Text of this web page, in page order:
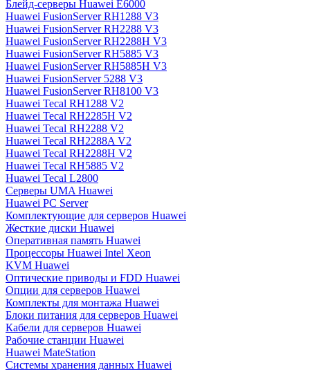
Блейд-серверы Huawei E6000
Huawei FusionServer RH1288 V3
Huawei FusionServer RH2288 V3
Huawei FusionServer RH2288H V3
Huawei FusionServer RH5885 V3
Huawei FusionServer RH5885H V3
Huawei FusionServer 5288 V3
Huawei FusionServer RH8100 V3
Huawei Tecal RH1288 V2
Huawei Tecal RH2285H V2
Huawei Tecal RH2288 V2
Huawei Tecal RH2288A V2
Huawei Tecal RH2288H V2
Huawei Tecal RH5885 V2
Huawei Tecal L2800
Серверы UMA Huawei
Huawei PC Server
Комплектующие для серверов Huawei
Жесткие диски Huawei
Оперативная память Huawei
Процессоры Huawei Intel Xeon
KVM Huawei
Оптические приводы и FDD Huawei
Опции для серверов Huawei
Комплекты для монтажа Huawei
Блоки питания для серверов Huawei
Кабели для серверов Huawei
Рабочие станции Huawei
Huawei MateStation
Системы хранения данных Huawei